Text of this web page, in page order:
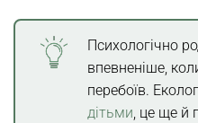
Психологічно
впевненіше,
перебоїв.
дітьми, це ще й